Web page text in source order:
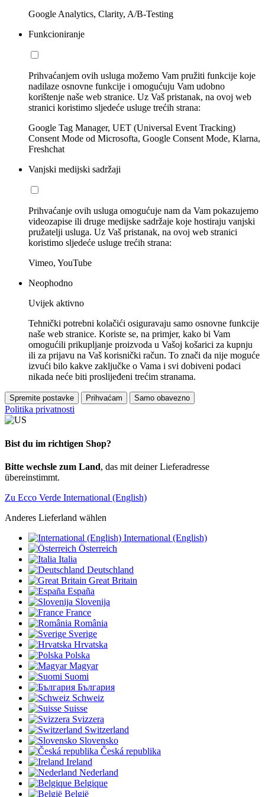
Google Analytics, Clarity, A/B-Testing
Funkcioniranje
Prihvaćanjem ovih usluga možemo Vam pružiti funkcije koje
nadilaze osnovne funkcije i omogućuju Vam udobno
korištenje naše web stranice. Uz Vaš pristanak, na ovoj web
stranici koristimo sljedeće usluge trećih strana:
Google Tag Manager, UET (Universal Event Tracking)
Consent Mode od Microsofta, Google Consent Mode, Klarna,
Freshchat
Vanjski medijski sadržaji
Prihvaćanje ovih usluga omogućuje nam da Vam pokazujemo
videozapise ili druge medijske sadržaje koje hostiraju vanjski
pružatelji usluga. Uz Vaš pristanak, na ovoj web stranici
koristimo sljedeće usluge trećih strana:
Vimeo, YouTube
Neophodno
Uvijek aktivno
Tehnički potrebni kolačići osiguravaju samo osnovne funkcije
naše web stranice. Koriste se, na primjer, kako bi Vam
omogućili prikupljanje proizvoda u Vašoj košarici za kupnju
ili za prijavu na Vaš korisnički račun. To znači da nije moguće
izvući bilo kakve zaključke o Vama i svi dobiveni podaci
nikada neće biti proslijeđeni trećim stranama.
Spremite postavke Prihvaćam Samo obavezno
Politika privatnosti
Bist du im richtigen Shop?
Bitte wechsle zum Land, das mit deiner Lieferadresse
übereinstimmt.
Zu Ecco Verde International (English)
Anderes Lieferland wählen
International (English)
Österreich
Italia
Deutschland
Great Britain
España
Slovenija
France
România
Sverige
Hrvatska
Polska
Magyar
Suomi
България
Schweiz
Suisse
Svizzera
Switzerland
Slovensko
Česká republika
Ireland
Nederland
Belgique
België